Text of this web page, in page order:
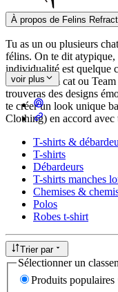
À propos de Felins
Tu as un ou plusieurs
félins. On te dit
individualité est quelque
tu sois Team cat ou
trouveras des designs
te créer un look unique
Clothing) en accord avec
voir plus
T-shirts &
T-shirts
Débardeurs
T-shirts manches
Chemises &
Polos
Robes t-shirt
Trier par
Sélectionner un
Produits populaires